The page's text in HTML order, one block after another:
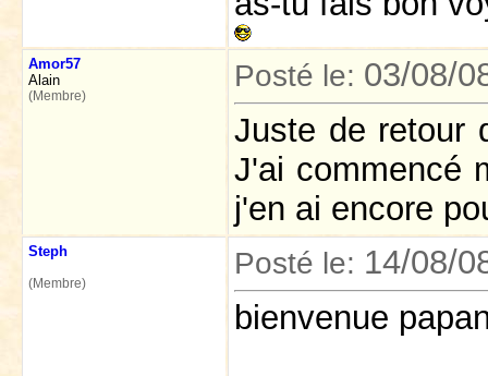
Amor57
Alain
(Membre)
Posté le: 03/08/
Juste de retour
J'ai commencé
j'en ai encore
Steph
(Membre)
Posté le: 14/08/
bienvenue